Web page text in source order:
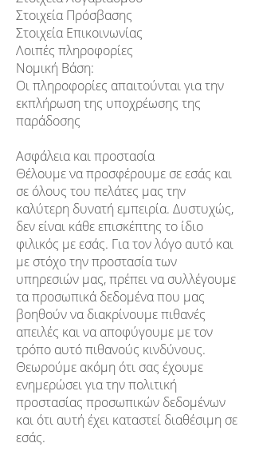
Στοιχεία Πρόσβασης
Στοιχεία Επικοινωνίας
Λοιπές πληροφορίες
Νομική Βάση:
Οι πληροφορίες απαιτούνται για την
εκπλήρωση της υποχρέωσης της
παράδοσης
Ασφάλεια και προστασία
Θέλουμε να προσφέρουμε σε εσάς και
σε όλους του πελάτες μας την
καλύτερη δυνατή εμπειρία. Δυστυχώς,
δεν είναι κάθε επισκέπτης το ίδιο
φιλικός με εσάς. Για τον λόγο αυτό και
με στόχο την προστασία των
υπηρεσιών μας, πρέπει να συλλέγουμε
τα προσωπικά δεδομένα που μας
βοηθούν να διακρίνουμε πιθανές
απειλές και να αποφύγουμε με τον
τρόπο αυτό πιθανούς κινδύνους.
Θεωρούμε ακόμη ότι σας έχουμε
ενημερώσει για την πολιτική
προστασίας προσωπικών δεδομένων
και ότι αυτή έχει καταστεί διαθέσιμη σε
εσάς.